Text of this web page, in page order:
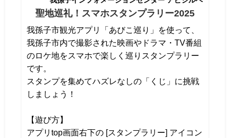
聖地巡礼！スマホスタンプラリー2025
我孫子市観光アプリ「あびこ巡り」を使って、
我孫子市内で撮影された映画やドラマ・TV番組
のロケ地をスマホで楽しく巡りスタンプラリー
です。
スタンプを集めてハズレなしの「くじ」に挑戦
しましょう！
【遊び方】
アプリtop画面右下の [スタンプラリー] アイコン